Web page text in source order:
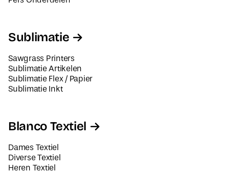
Sublimatie
Sawgrass Printers
Sublimatie Artikelen
Sublimatie Flex / Papier
Sublimatie Inkt
Blanco Textiel
Dames Textiel
Diverse Textiel
Heren Textiel